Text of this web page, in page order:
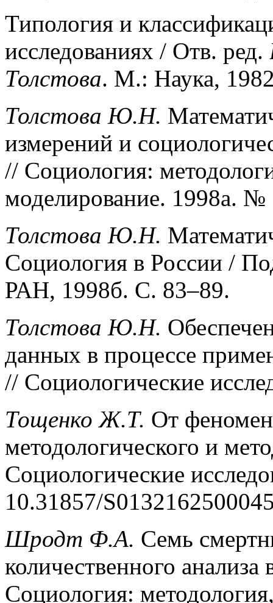
Типология и
исследованиях / Отв. ред.
Толстова. М.: Наука,
Толстова Ю.Н.
измерений и
// Социология:
моделирование. 1998а.
Толстова Ю.Н.
Социология в России /
РАН, 1998б. С. 83–89.
Толстова Ю.Н.
данных в процессе
// Социологические
Тощенко Ж.Т. От
методологического и
Социологические
10.31857/
Шродт Ф.А. Семь
количественного
Социология: